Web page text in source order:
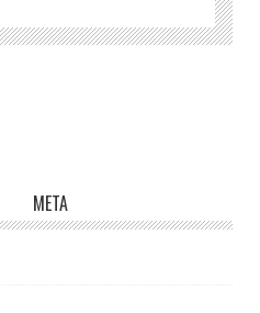
META